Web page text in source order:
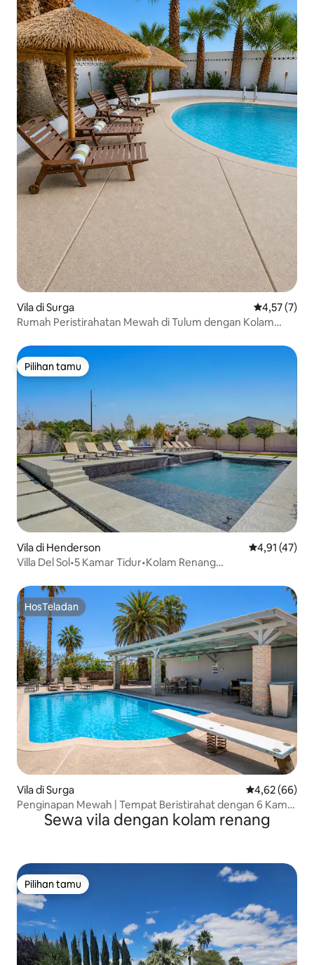
Vila di Surga Nilai rata-
4,57 (7)
Rumah Peristirahatan Mewah di Tulum dengan Kolam
Pilihan tamu
Pilihan tamu
Vila di Henderson Nilai rata-
4,91 (47)
Villa Del Sol•5 Kamar Tidur•Kolam Renang
HosTeladan
HosTeladan
Vila di Surga Nilai rata-rata
4,62 (66)
Penginapan Mewah | Tempat Beristirahat dengan 6 Kamar
Tidur dan Kolam Renang • 10 menit ke Strip
Sewa vila dengan kolam renang
Pilihan tamu
Pilihan tamu